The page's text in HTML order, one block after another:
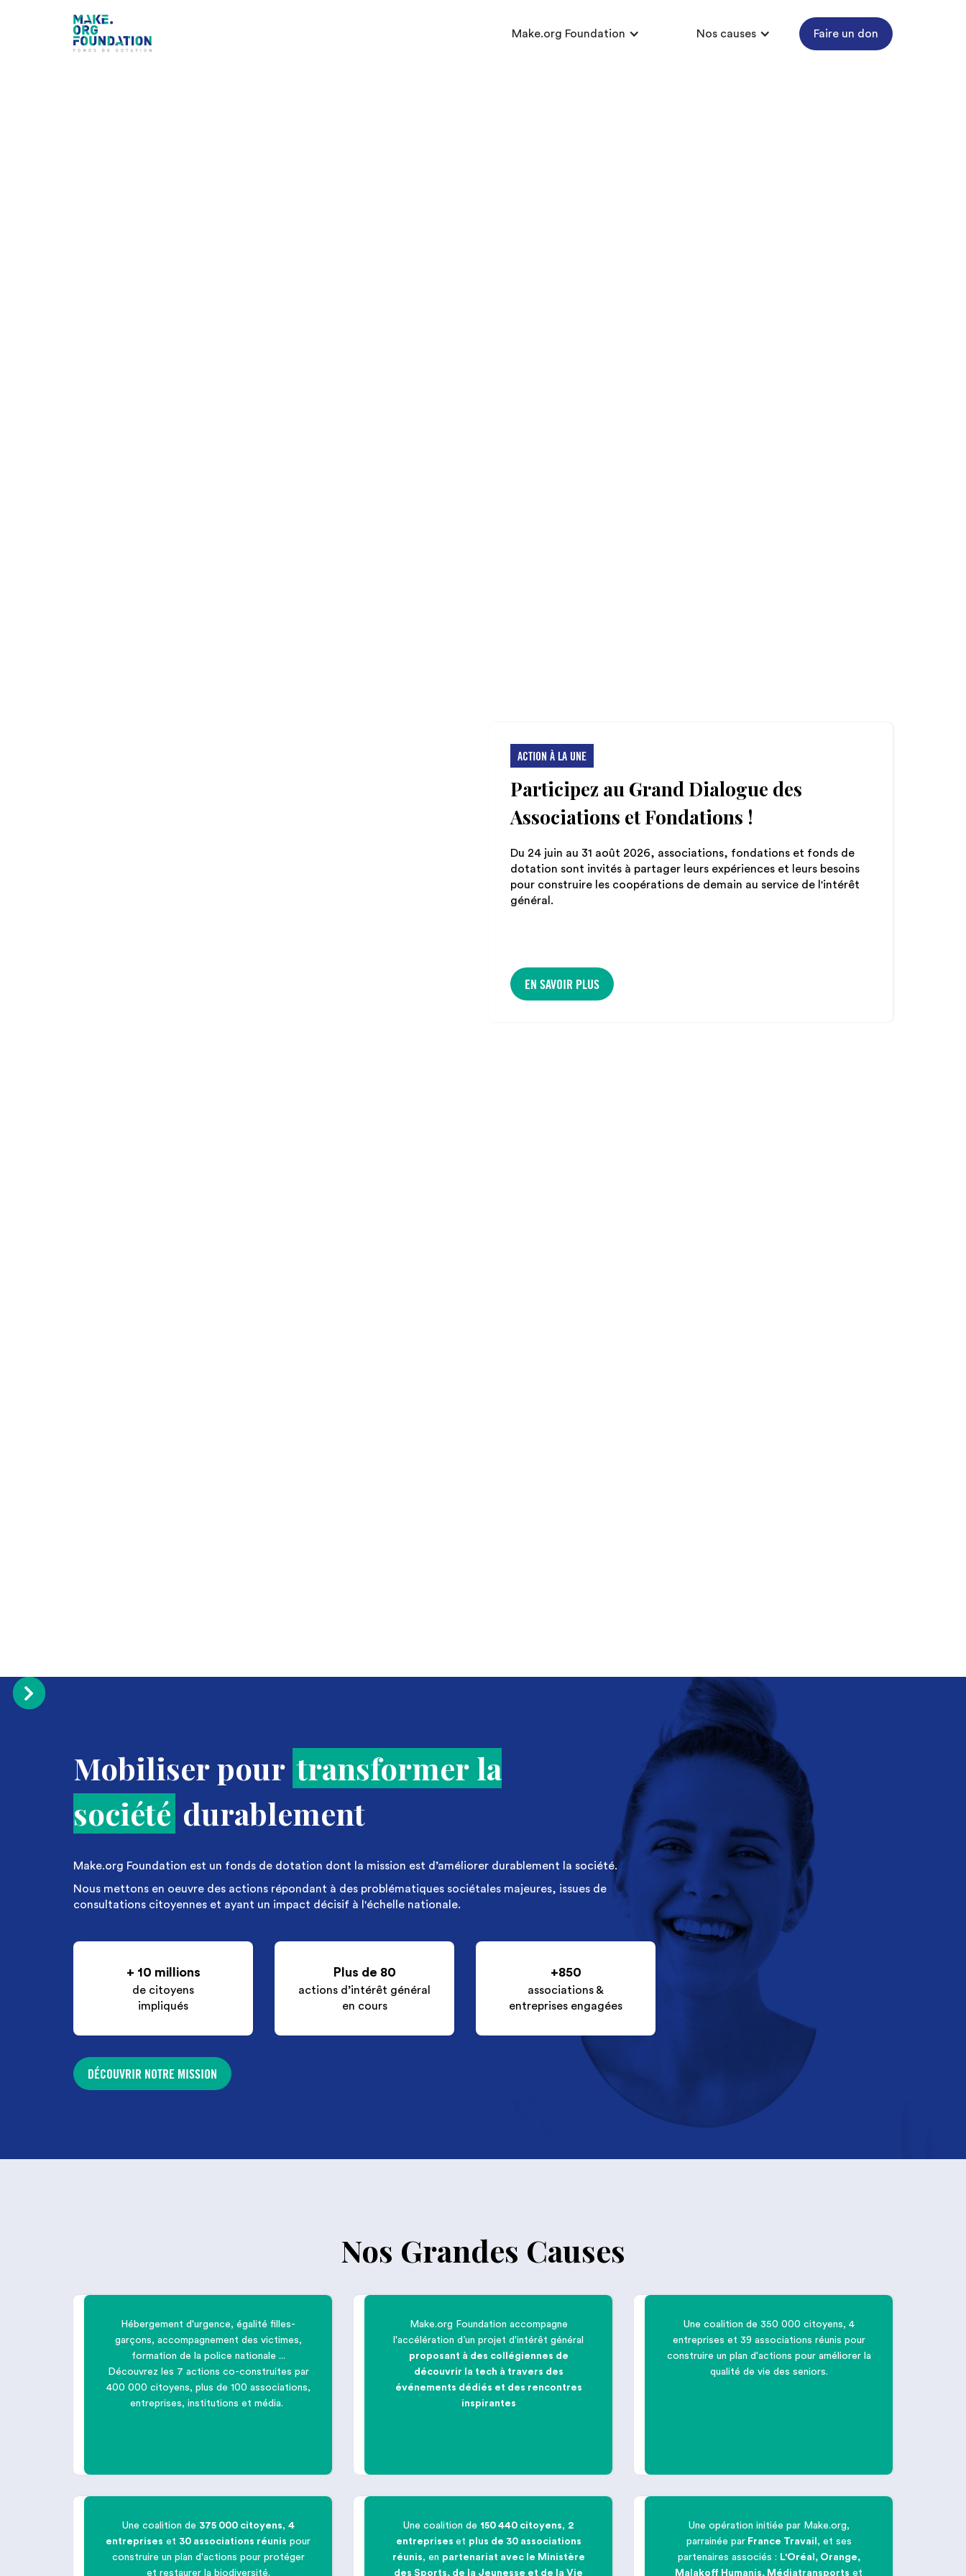
Make.org Foundation Nos causes Faire un don
ACTION À LA UNE
Participez au Grand Dialogue des
Associations et Fondations !
Du 24 juin au 31 août 2026, associations, fondations et fonds de
dotation sont invités à partager leurs expériences et leurs besoins
pour construire les coopérations de demain au service de l'intérêt
général.
EN SAVOIR PLUS
Mobiliser pour transformer la
société durablement
Make.org Foundation est un fonds de dotation dont la mission est d’améliorer durablement la société.
Nous mettons en oeuvre des actions répondant à des problématiques sociétales majeures, issues de
consultations citoyennes et ayant un impact décisif à l'échelle nationale.
+ 10 millions
de citoyens
impliqués
Plus de 80
actions d’intérêt général
en cours
+850
associations &
entreprises engagées
DÉCOUVRIR NOTRE MISSION
Nos Grandes Causes

Lutter contre les violences faites
auxfemmes
Hébergement d'urgence, égalité filles-
garçons, accompagnement des victimes,
formation de la police nationale ...
Découvrez les 7 actions co-construites par
400 000 citoyens, plus de 100 associations,
entreprises, institutions et média.

The Good Hack :Breaking Women
into Tech
Make.org Foundation accompagne
l'accélération d’un projet d'intérêt général
proposant à des collégiennes de
découvrir la tech à travers des
événements dédiés et des rencontres
inspirantes

Améliorer la qualité de vie des
Une coalition de 350 000 citoyens, 4
entreprises et 39 associations réunis pour
construire un plan d'actions pour améliorer la
qualité de vie des seniors.

Une coalition de 375 000 citoyens, 4
entreprises et 30 associations réunis pour
construire un plan d'actions pour protéger
et restaurer la biodiversité.

Une coalition de 150 440 citoyens, 2
entreprises et plus de 30 associations
réunis, en partenariat avec le Ministère
des Sports, de la Jeunesse et de la Vie

Une opération initiée par Make.org,
parrainée parFrance Travail , et ses
partenaires associés : L'Oréal, Orange,
Malakoff Humanis, Médiatransports et